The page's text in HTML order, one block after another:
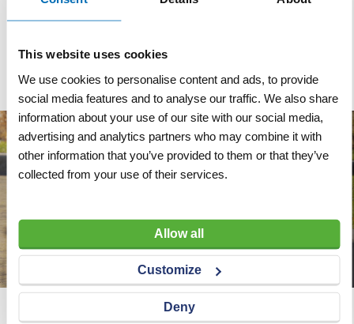
This website uses cookies
We use cookies to personalise content and ads, to provide
social media features and to analyse our traffic. We also share
information about your use of our site with our social media,
advertising and analytics partners who may combine it with
other information that you’ve provided to them or that they’ve
collected from your use of their services.
Allow all
Customize
Deny
VERGELIJKEN
Wij adviseren u graag